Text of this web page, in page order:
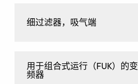
细过滤器，吸气端
用于组合式运行（FUK）的变
频器